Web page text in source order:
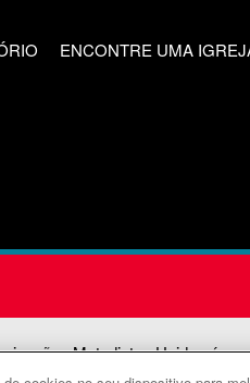
ENCONTRE UMA
Metodistas Unidas é